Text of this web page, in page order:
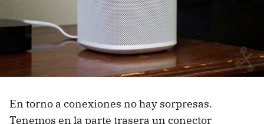
En torno a conexiones no hay sorpresas.
Tenemos en la parte trasera un conector